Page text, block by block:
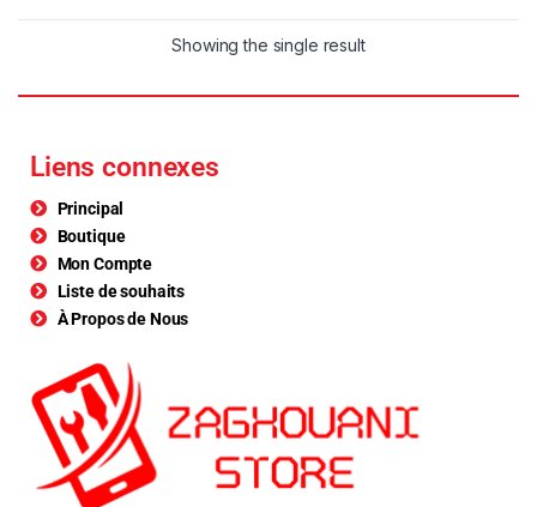
Showing the single result
Liens connexes
Principal
Boutique
Mon Compte
Liste de souhaits
À Propos de Nous